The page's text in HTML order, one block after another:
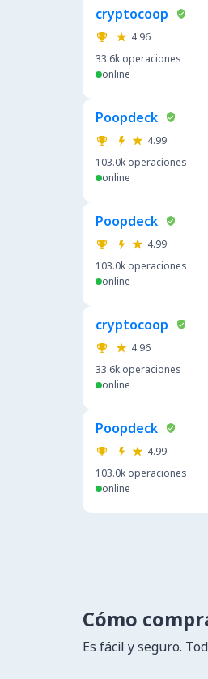
cryptocoop
4.96
33.6k operaciones
online
Poopdeck
4.99
103.0k operaciones
online
Poopdeck
4.99
103.0k operaciones
online
cryptocoop
4.96
33.6k operaciones
online
Poopdeck
4.99
103.0k operaciones
online
Cómo
Es fácil y seguro.